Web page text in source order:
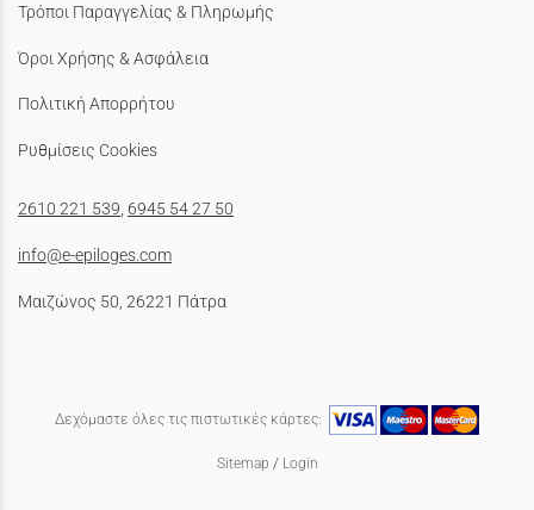
Τρόποι Παραγγελίας & Πληρωμής
Όροι Χρήσης & Ασφάλεια
Πολιτική Απορρήτου
Ρυθμίσεις Cookies
2610 221 539 6945 54 27 50
info@e-epiloges.com
Μαιζώνος 50, 26221 Πάτρα
Δεχόμαστε όλες τις πιστωτικές κάρτες:
Sitemap / Login